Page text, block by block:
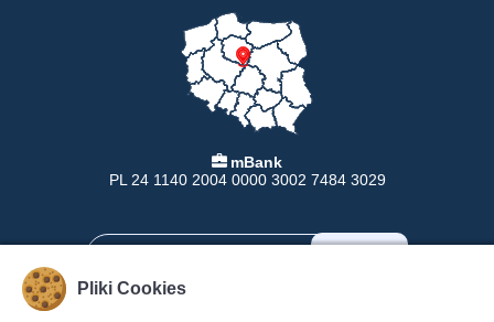
mBank
PL 24 1140 2004 0000 3002 7484 3029
Pliki Cookies